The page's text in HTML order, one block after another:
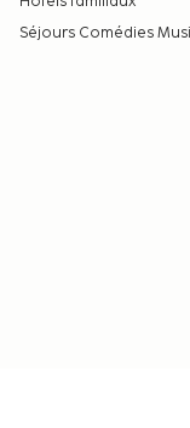
Séjours Comédies